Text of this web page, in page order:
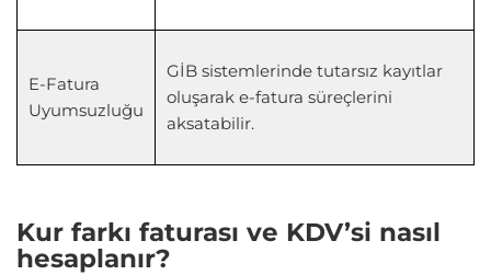
E-Fatura
Uyumsuzluğu
GİB sistemlerinde tutarsız kayıtlar
oluşarak e-fatura süreçlerini
aksatabilir.
Kur farkı faturası ve KDV’si nasıl
hesaplanır?